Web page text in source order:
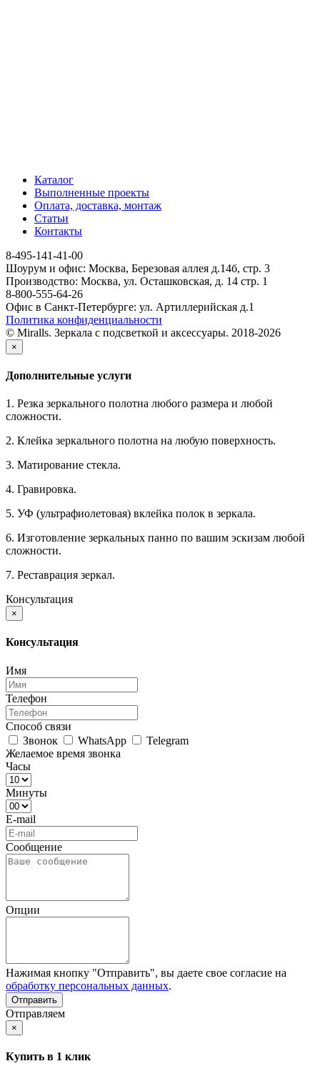
Каталог
Выполненные проекты
Оплата, доставка, монтаж
Статьи
Контакты
8-495-141-41-00
Шоурум и офис: Москва, Березовая аллея д.14б, стр. 3
Производство: Москва, ул. Осташковская, д. 14 стр. 1
8-800-555-64-26
Офис в Санкт-Петербурге: ул. Артиллерийская д.1
Политика конфиденциальности
© Miralls. Зеркала с подсветкой и аксессуары. 2018-2026
×
Дополнительные услуги
1. Резка зеркального полотна любого размера и любой
сложности.
2. Клейка зеркального полотна на любую поверхность.
3. Матирование стекла.
4. Гравировка.
5. УФ (ультрафиолетовая) вклейка полок в зеркала.
6. Изготовление зеркальных панно по вашим эскизам любой
сложности.
7. Реставрация зеркал.
Консультация
×
Консультация
Имя
Телефон
Способ связи
Звонок
WhatsApp
Telegram
Желаемое время звонка
Часы
Минуты
E-mail
Сообщение
Опции
Нажимая кнопку "Отправить", вы даете свое согласие на
обработку персональных данных.
Отправляем
×
Купить в 1 клик